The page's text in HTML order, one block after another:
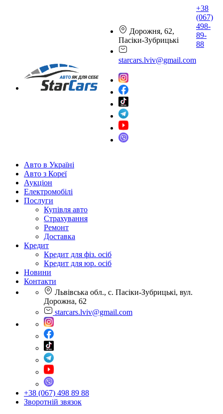
Дорожня, 62,
Пасіки-Зубрицькі
starcars.lviv@gmail.com
+38
(067)
498-
89-
88
Авто в Україні
Авто з Кореї
Аукціон
Електромобілі
Послуги
Купівля авто
Страхування
Ремонт
Доставка
Кредит
Кредит для фіз. осіб
Кредит для юр. осіб
Новини
Контакти
Львівська обл., с. Пасіки-Зубрицькі, вул.
Дорожна, 62
starcars.lviv@gmail.com
+38 (067) 498 89 88
Зворотній звязок